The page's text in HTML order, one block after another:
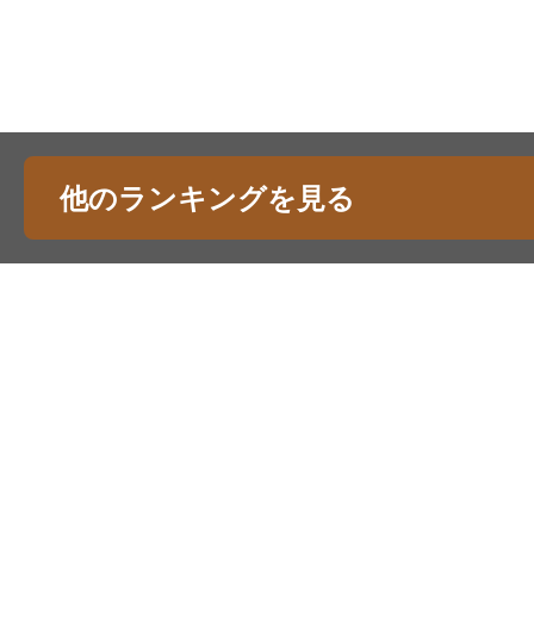
他のランキングを見る